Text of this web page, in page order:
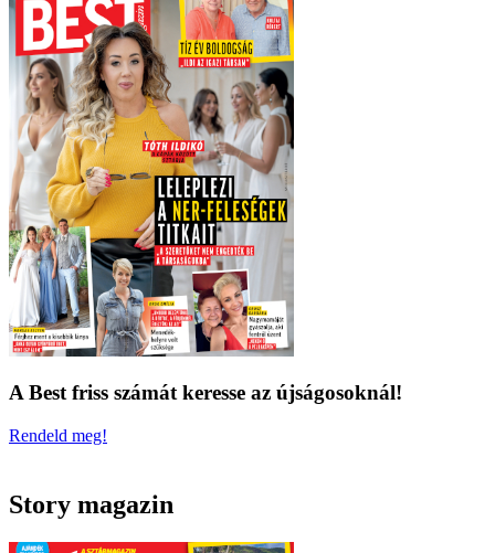
A Best friss számát keresse az újságosoknál!
Rendeld meg!
Story magazin